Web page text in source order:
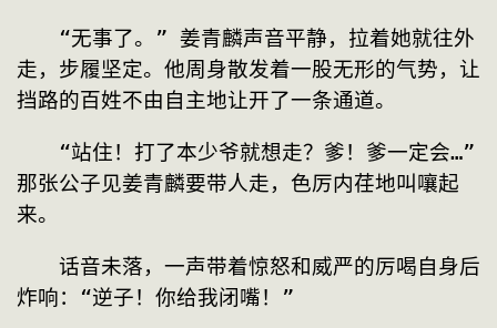
“无事了。” 姜青麟声音平静，拉着她就往外
走，步履坚定。他周身散发着一股无形的气势，让
挡路的百姓不由自主地让开了一条通道。
“站住！打了本少爷就想走？爹！爹一定会…”
那张公子见姜青麟要带人走，色厉内荏地叫嚷起
来。
话音未落，一声带着惊怒和威严的厉喝自身后
炸响：“逆子！你给我闭嘴！”